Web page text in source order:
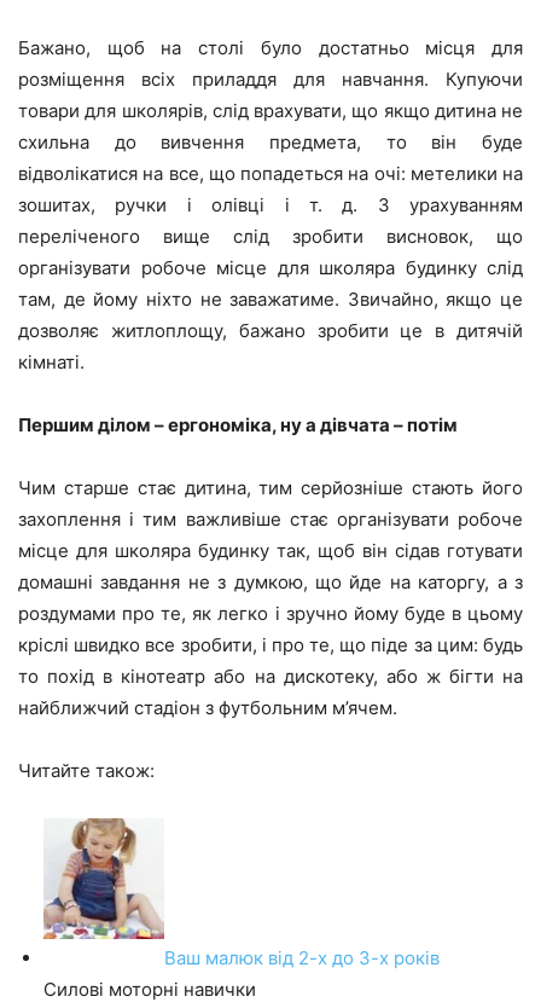
Бажано, щоб на столі було достатньо місця для
розміщення всіх приладдя для навчання. Купуючи
товари для школярів, слід врахувати, що якщо дитина не
схильна до вивчення предмета, то він буде
відволікатися на все, що попадеться на очі: метелики на
зошитах, ручки і олівці і т. д. З урахуванням
переліченого вище слід зробити висновок, що
організувати робоче місце для школяра будинку слід
там, де йому ніхто не заважатиме. Звичайно, якщо це
дозволяє житлоплощу, бажано зробити це в дитячій
кімнаті.
Першим ділом – ергономіка, ну а дівчата – потім
Чим старше стає дитина, тим серйозніше стають його
захоплення і тим важливіше стає організувати робоче
місце для школяра будинку так, щоб він сідав готувати
домашні завдання не з думкою, що йде на каторгу, а з
роздумами про те, як легко і зручно йому буде в цьому
кріслі швидко все зробити, і про те, що піде за цим: будь
то похід в кінотеатр або на дискотеку, або ж бігти на
найближчий стадіон з футбольним м’ячем.
Читайте також:
Ваш малюк від 2-х до 3-х років
Силові моторні навички